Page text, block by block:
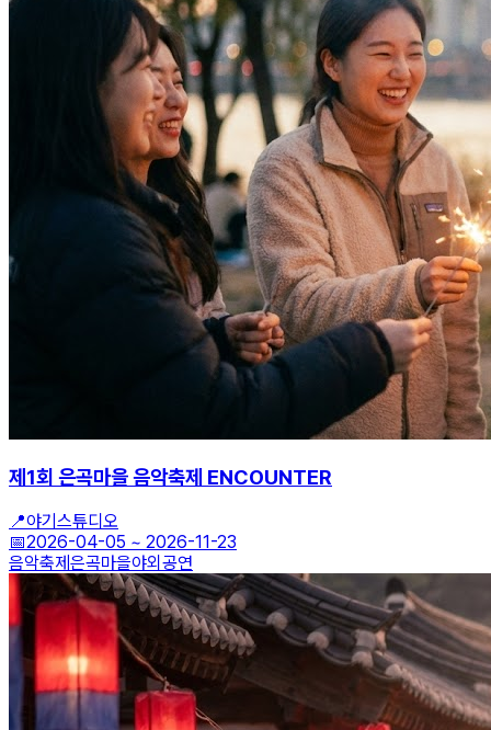
제1회 은곡마을 음악축제 ENCOUNTER
📍야기스튜디오
📅2026-04-05 ~ 2026-11-23
음악축제은곡마을야외공연